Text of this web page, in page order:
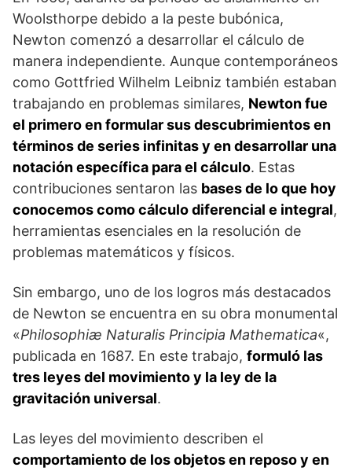
Woolsthorpe debido a la peste bubónica,
Newton comenzó a desarrollar el cálculo de
manera independiente. Aunque contemporáneos
como Gottfried Wilhelm Leibniz también estaban
trabajando en problemas similares, Newton fue
el primero en formular sus descubrimientos en
términos de series infinitas y en desarrollar una
notación específica para el cálculo. Estas
contribuciones sentaron las bases de lo que hoy
conocemos como cálculo diferencial e integral,
herramientas esenciales en la resolución de
problemas matemáticos y físicos.
Sin embargo, uno de los logros más destacados
de Newton se encuentra en su obra monumental
«Philosophiæ Naturalis Principia Mathematica«,
publicada en 1687. En este trabajo, formuló las
tres leyes del movimiento y la ley de la
gravitación universal.
Las leyes del movimiento describen el
comportamiento de los objetos en reposo y en